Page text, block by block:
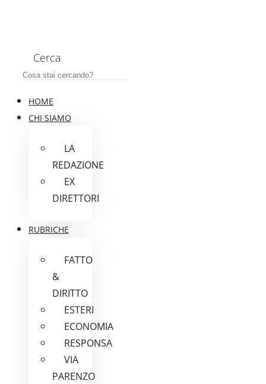
Cerca
HOME
CHI SIAMO
LA
REDAZIONE
EX
DIRETTORI
RUBRICHE
FATTO
&
DIRITTO
ESTERI
ECONOMIA
RESPONSA
VIA
PARENZO